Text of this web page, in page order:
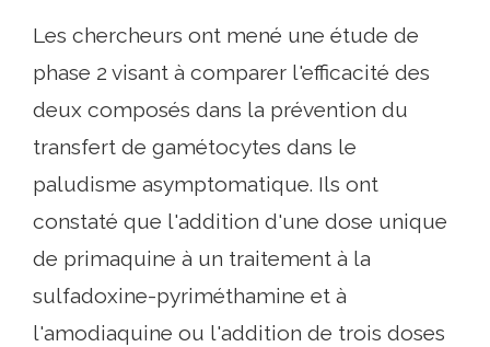
Les chercheurs ont mené une étude de
phase 2 visant à comparer l'efficacité des
deux composés dans la prévention du
transfert de gamétocytes dans le
paludisme asymptomatique. Ils ont
constaté que l'addition d'une dose unique
de primaquine à un traitement à la
sulfadoxine-pyriméthamine et à
l'amodiaquine ou l'addition de trois doses